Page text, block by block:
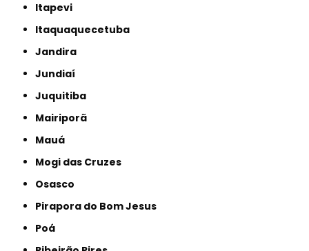
Itapevi
Itaquaquecetuba
Jandira
Jundiaí
Juquitiba
Mairiporã
Mauá
Mogi das Cruzes
Osasco
Pirapora do Bom Jesus
Poá